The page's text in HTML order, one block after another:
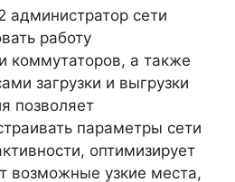
сети
работу
коммутаторов, а также
загрузки и выгрузки
позволяет
параметры сети
оптимизирует
возможные узкие места,